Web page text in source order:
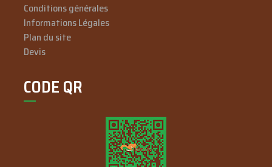
Conditions générales
Informations Légales
Plan du site
Devis
CODE QR